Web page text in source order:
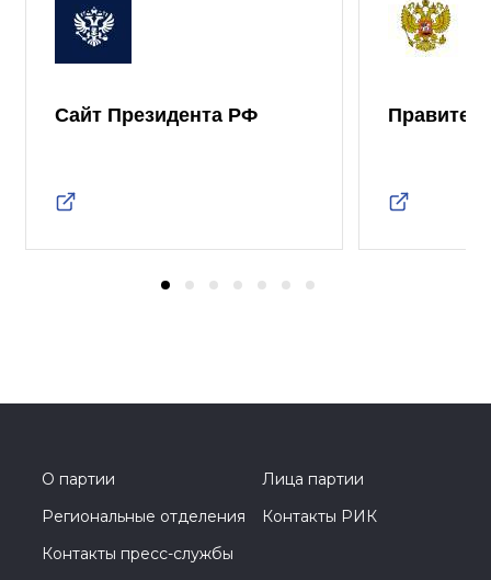
Сайт Президента РФ
О партии
Лица партии
Региональные отделения
Контакты РИК
Контакты пресс-службы